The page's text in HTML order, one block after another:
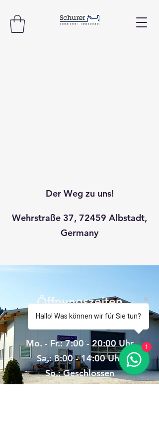
Der Weg zu uns!
Wehrstraße 37, 72459 Albstadt,
Germany
Öffnungszeiten
Besuchen Sie uns
Mo. - Fr.: 7:00 - 20:00 Uhr
Sa.: 8:00 - 14:00 Uhr
So.: Geschlossen
Hallo! Was können wir für Sie tun?
1